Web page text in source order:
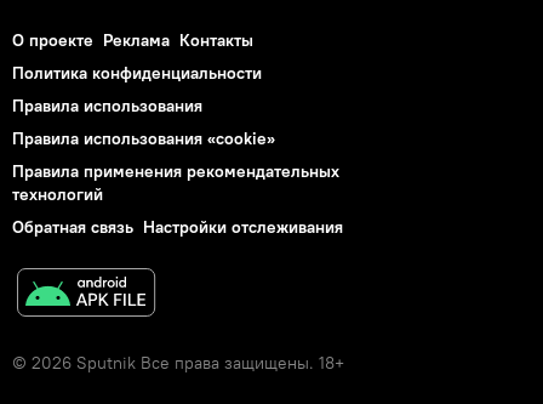
О проекте Реклама Контакты
Политика конфиденциальности
Правила использования
Правила использования «cookie»
Правила применения рекомендательных
технологий
Обратная связь Настройки отслеживания
© 2026 Sputnik Все права защищены. 18+